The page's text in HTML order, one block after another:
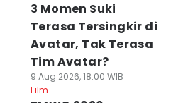
Bunga
3 Momen Suki
Terasa Tersingkir di
Avatar, Tak Terasa
Tim Avatar?
9 Aug 2026, 18:00 WIB
Film